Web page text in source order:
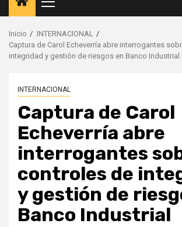
Menú
principal
Inicio
INTERNACIONAL
Captura de Carol Echeverría abre interrogantes
integridad y gestión de riesgos en Banco Industrial
INTERNACIONAL
Captura de Carol
Echeverría abre
interrogantes
controles de
y gestión de
Banco Industrial